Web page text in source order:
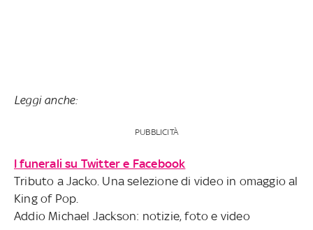
Leggi anche:
PUBBLICITÀ
I funerali su Twitter e Facebook
Tributo a Jacko. Una selezione di video in omaggio al
King of Pop.
Addio Michael Jackson: notizie, foto e video